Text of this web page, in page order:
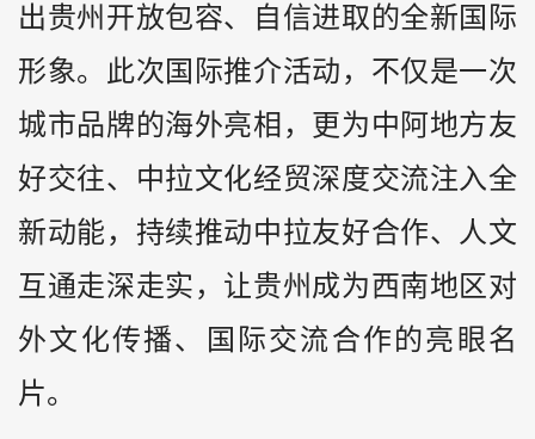
出贵州开放包容、自信进取的全新国际
形象。此次国际推介活动，不仅是一次
城市品牌的海外亮相，更为中阿地方友
好交往、中拉文化经贸深度交流注入全
新动能，持续推动中拉友好合作、人文
互通走深走实，让贵州成为西南地区对
外文化传播、国际交流合作的亮眼名
片。